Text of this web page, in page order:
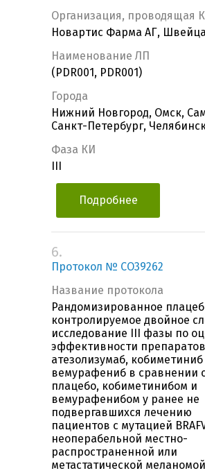
Организация, проводящая
Новартис Фарма АГ,
Наименование ЛП
(PDR001, PDR001)
Города
Нижний Новгород, Омск,
Санкт-Петербург,
Фаза КИ
Подробнее
6.
Протокол № CO39262
Название протокола
Рандомизированное
контролируемое двойное
исследование III фазы по
эффективности препаратов
атезолизумаб, кобиметиниб
вемурафениб в сравнении с
плацебо, кобиметинибом и
вемурафенибом у ранее не
подвергавшихся лечению
пациентов с мутацией
неоперабельной местно-
распространенной или
метастатической